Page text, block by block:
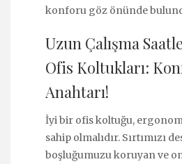
konforu göz önünde
Uzun Çalışma
Ofis Koltukları:
Anahtarı!
İyi bir ofis koltuğu,
sahip olmalıdır. Sırtımızı
boşluğumuzu koruyan ve